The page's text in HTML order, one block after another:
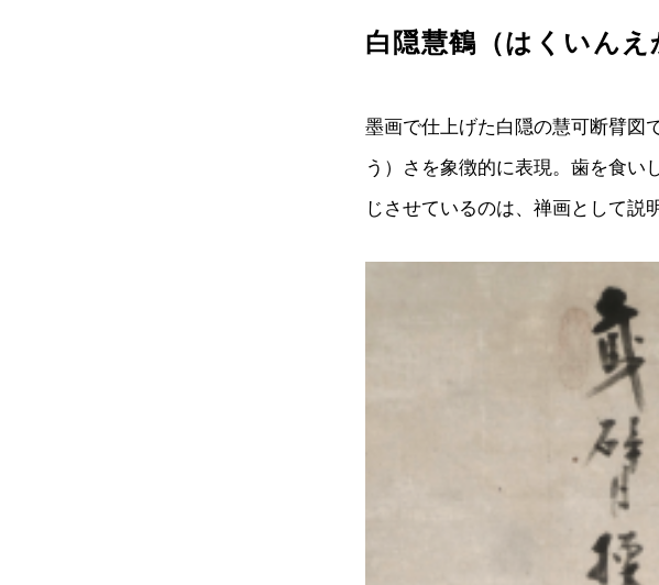
白隠慧鶴（はくいんえ
墨画で仕上げた白隠の慧可断臂図
う）さを象徴的に表現。歯を食い
じさせているのは、禅画として説